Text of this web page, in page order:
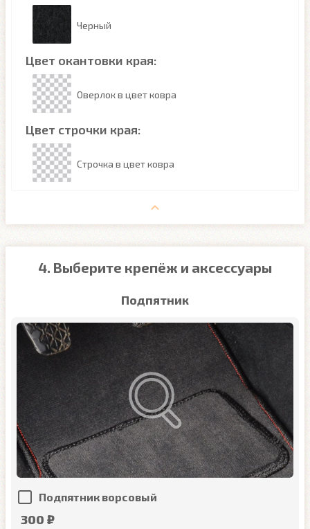
Черный
Цвет окантовки края:
Оверлок в цвет ковра
Цвет строчки края:
Строчка в цвет ковра
4. Выберите крепёж и аксессуары
Подпятник
Подпятник ворсовый
300 ₽